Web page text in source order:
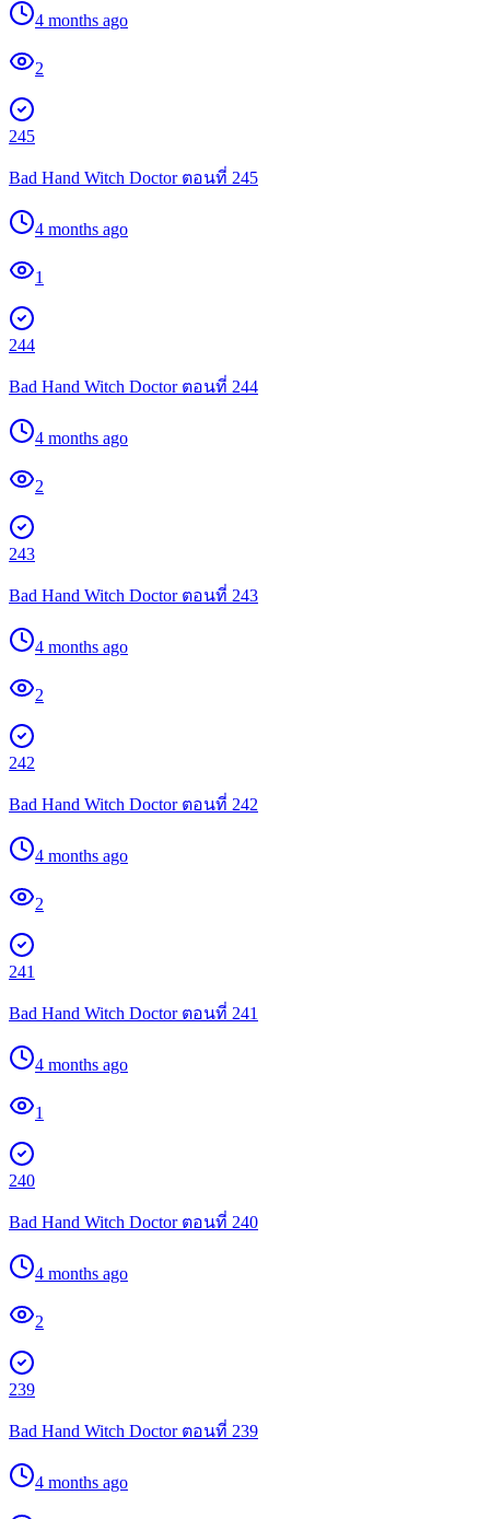
4 months ago
2
245
Bad Hand Witch Doctor ตอนที่ 245
4 months ago
1
244
Bad Hand Witch Doctor ตอนที่ 244
4 months ago
2
243
Bad Hand Witch Doctor ตอนที่ 243
4 months ago
2
242
Bad Hand Witch Doctor ตอนที่ 242
4 months ago
2
241
Bad Hand Witch Doctor ตอนที่ 241
4 months ago
1
240
Bad Hand Witch Doctor ตอนที่ 240
4 months ago
2
239
Bad Hand Witch Doctor ตอนที่ 239
4 months ago